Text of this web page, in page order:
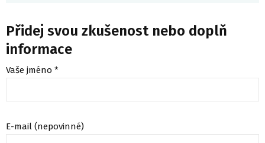
Přidej svou zkušenost nebo doplň
informace
Vaše jméno *
E-mail (nepovinné)